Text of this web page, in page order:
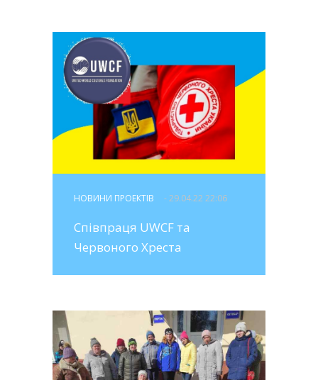
НОВИНИ ПРОЕКТІВ - 29.04.22 22:06
Співпраця UWCF та
Червоного Хреста